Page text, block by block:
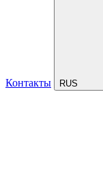
Контакты RUS